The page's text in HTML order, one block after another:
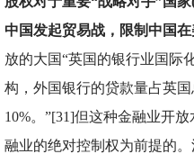
中国发起贸易战，限制中国
放的大国“英国的银行业国际
构，外国银行的贷款量占英
10%。”[31]但这种金融业开
融业的绝对控制权为前提的